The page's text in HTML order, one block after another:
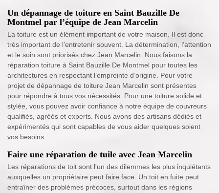
Un dépannage de toiture en Saint Bauzille De
Montmel par l’équipe de Jean Marcelin
La toiture est un élément important de votre maison. Il est donc
très important de l’entretenir souvent. La détermination, l’attention
et le soin sont priorisés chez Jean Marcelin. Nous faisons la
réparation toiture à Saint Bauzille De Montmel pour toutes les
architectures en respectant l’empreinte d’origine. Pour votre
projet de dépannage de toiture Jean Marcelin sont présentes
pour répondre à tous vos nécessités. Pour une toiture solide et
stylée, vous pouvez avoir confiance à notre équipe de couvreurs
qualifiés, agréés et experts. Nous avons des artisans dédiés et
expérimentés qui sont capables de vous aider quelques soient
vos besoins.
Faire une réparation de tuile avec Jean Marcelin
Les réparations de toit sont l'un des dilemmes les plus inquiétants
auxquelles un propriétaire peut faire face. Un toit en fuite peut
entraîner des problèmes précoces, surtout dans les régions